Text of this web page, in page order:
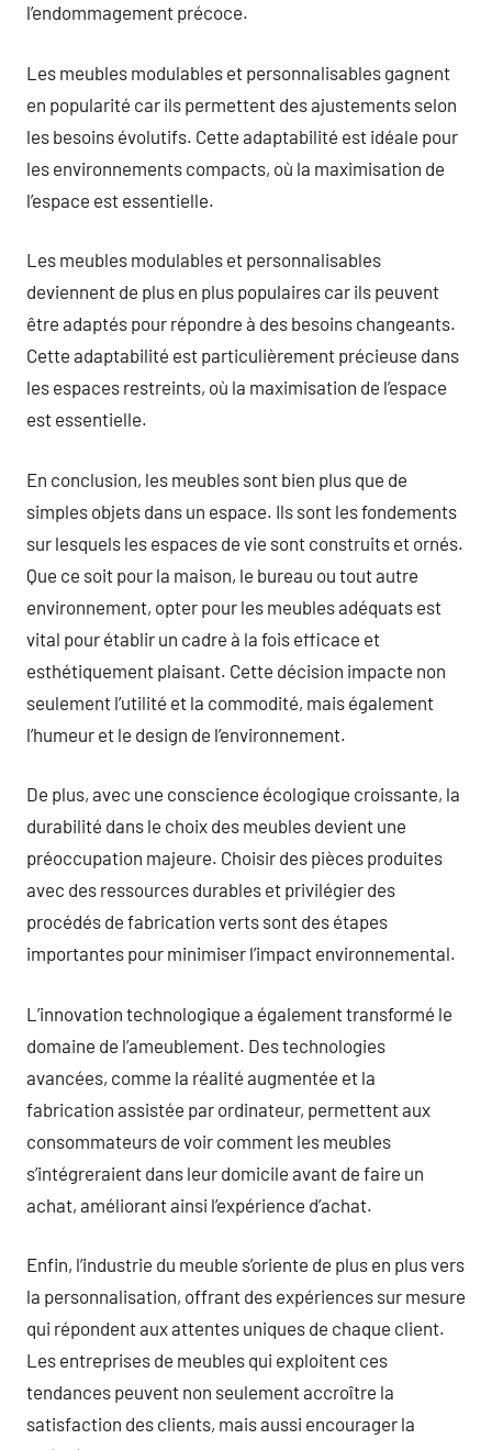
l’endommagement précoce.
Les meubles modulables et personnalisables gagnent
en popularité car ils permettent des ajustements selon
les besoins évolutifs. Cette adaptabilité est idéale pour
les environnements compacts, où la maximisation de
l’espace est essentielle.
Les meubles modulables et personnalisables
deviennent de plus en plus populaires car ils peuvent
être adaptés pour répondre à des besoins changeants.
Cette adaptabilité est particulièrement précieuse dans
les espaces restreints, où la maximisation de l’espace
est essentielle.
En conclusion, les meubles sont bien plus que de
simples objets dans un espace. Ils sont les fondements
sur lesquels les espaces de vie sont construits et ornés.
Que ce soit pour la maison, le bureau ou tout autre
environnement, opter pour les meubles adéquats est
vital pour établir un cadre à la fois efficace et
esthétiquement plaisant. Cette décision impacte non
seulement l’utilité et la commodité, mais également
l’humeur et le design de l’environnement.
De plus, avec une conscience écologique croissante, la
durabilité dans le choix des meubles devient une
préoccupation majeure. Choisir des pièces produites
avec des ressources durables et privilégier des
procédés de fabrication verts sont des étapes
importantes pour minimiser l’impact environnemental.
L’innovation technologique a également transformé le
domaine de l’ameublement. Des technologies
avancées, comme la réalité augmentée et la
fabrication assistée par ordinateur, permettent aux
consommateurs de voir comment les meubles
s’intégreraient dans leur domicile avant de faire un
achat, améliorant ainsi l’expérience d’achat.
Enfin, l’industrie du meuble s’oriente de plus en plus vers
la personnalisation, offrant des expériences sur mesure
qui répondent aux attentes uniques de chaque client.
Les entreprises de meubles qui exploitent ces
tendances peuvent non seulement accroître la
satisfaction des clients, mais aussi encourager la